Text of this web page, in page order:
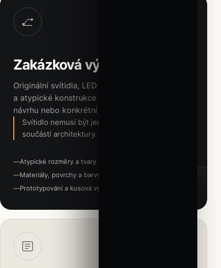
Zakázková výroba
Originální svítidla, LED madla, světelné objekty
a atypické konstrukce podle architektonického
návrhu nebo konkrétní potřeby.
Svítidlo nemusí být jen produkt. Může se stát
součástí architektury.
Atypické rozměry a tvary
Materiály, povrchy a barvy RAL
Prototypování a kusová výroba